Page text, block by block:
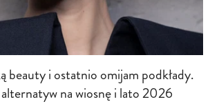
beauty i ostatnio omijam podkłady.
na wiosnę i lato 2026